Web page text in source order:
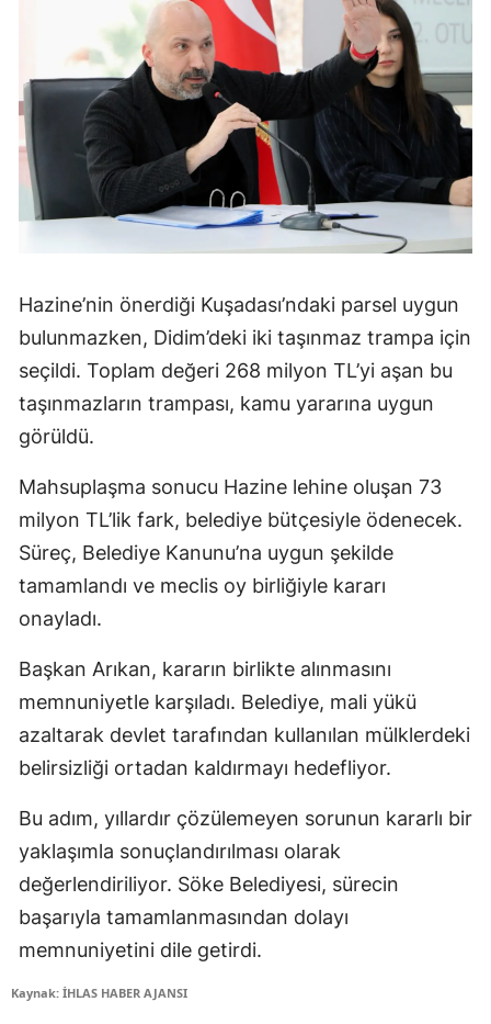
Hazine’nin önerdiği Kuşadası’ndaki parsel uygun
bulunmazken, Didim’deki iki taşınmaz trampa için
seçildi. Toplam değeri 268 milyon TL’yi aşan bu
taşınmazların trampası, kamu yararına uygun
görüldü.
Mahsuplaşma sonucu Hazine lehine oluşan 73
milyon TL’lik fark, belediye bütçesiyle ödenecek.
Süreç, Belediye Kanunu’na uygun şekilde
tamamlandı ve meclis oy birliğiyle kararı
onayladı.
Başkan Arıkan, kararın birlikte alınmasını
memnuniyetle karşıladı. Belediye, mali yükü
azaltarak devlet tarafından kullanılan mülklerdeki
belirsizliği ortadan kaldırmayı hedefliyor.
Bu adım, yıllardır çözülemeyen sorunun kararlı bir
yaklaşımla sonuçlandırılması olarak
değerlendiriliyor. Söke Belediyesi, sürecin
başarıyla tamamlanmasından dolayı
memnuniyetini dile getirdi.
Kaynak: İHLAS HABER AJANSI